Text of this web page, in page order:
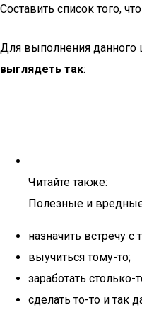
Составить список того,
Для выполнения данного
выглядеть так:
Читайте также:
Полезные и
назначить встречу
выучиться тому-то;
заработать столько-
сделать то-то и так